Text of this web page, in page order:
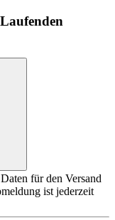
für den Versand
ist jederzeit